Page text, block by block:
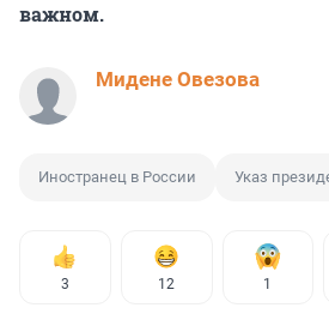
важном.
Мидене Овезова
Иностранец в России Указ
3 12 1